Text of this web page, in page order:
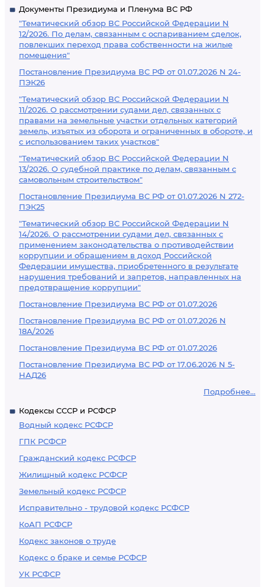
Документы Президиума и Пленума ВС РФ
"Тематический обзор ВС Российской Федерации N
12/2026. По делам, связанным с оспариванием сделок,
повлекших переход права собственности на жилые
помещения"
Постановление Президиума ВС РФ от 01.07.2026 N 24-
ПЭК26
"Тематический обзор ВС Российской Федерации N
11/2026. О рассмотрении судами дел, связанных с
правами на земельные участки отдельных категорий
земель, изъятых из оборота и ограниченных в обороте, и
с использованием таких участков"
"Тематический обзор ВС Российской Федерации N
13/2026. О судебной практике по делам, связанным с
самовольным строительством"
Постановление Президиума ВС РФ от 01.07.2026 N 272-
ПЭК25
"Тематический обзор ВС Российской Федерации N
14/2026. О рассмотрении судами дел, связанных с
применением законодательства о противодействии
коррупции и обращением в доход Российской
Федерации имущества, приобретенного в результате
нарушения требований и запретов, направленных на
предотвращение коррупции"
Постановление Президиума ВС РФ от 01.07.2026
Постановление Президиума ВС РФ от 01.07.2026 N
18А/2026
Постановление Президиума ВС РФ от 01.07.2026
Постановление Президиума ВС РФ от 17.06.2026 N 5-
НАД26
Подробнее...
Кодексы СССР и РСФСР
Водный кодекс РСФСР
ГПК РСФСР
Гражданский кодекс РСФСР
Жилищный кодекс РСФСР
Земельный кодекс РСФСР
Исправительно - трудовой кодекс РСФСР
КоАП РСФСР
Кодекс законов о труде
Кодекс о браке и семье РСФСР
УК РСФСР